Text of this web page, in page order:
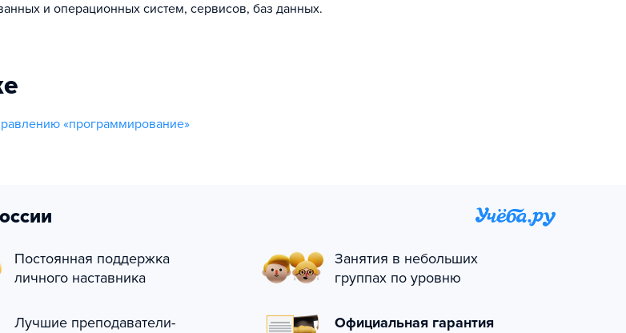
и операционных систем, сервисов, баз данных.
«программирование»
Постоянная поддержка
личного наставника
Занятия в небольших
группах по уровню
Лучшие преподаватели-
Официальная гарантия